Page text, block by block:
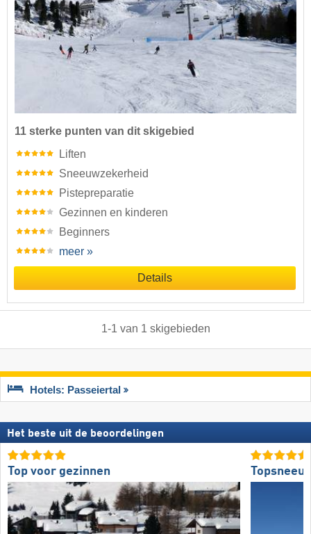
11 sterke punten van dit skigebied
Liften
Sneeuwzekerheid
Pistepreparatie
Gezinnen en kinderen
Beginners
meer »
Details
1-1 van 1 skigebieden
Hotels: Passeiertal
Het beste uit de beoordelingen
Top voor gezinnen